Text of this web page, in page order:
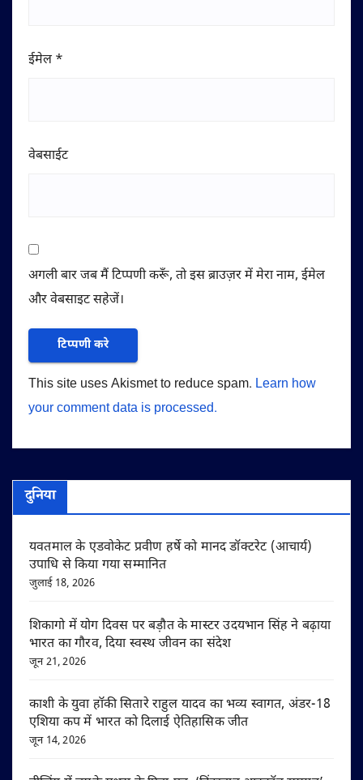
ईमेल *
वेबसाईट
अगली बार जब मैं टिप्पणी करूँ, तो इस ब्राउज़र में मेरा नाम, ईमेल
और वेबसाइट सहेजें।
This site uses Akismet to reduce spam. Learn how
your comment data is processed.
दुनिया
यवतमाल के एडवोकेट प्रवीण हर्षे को मानद डॉक्टरेट (आचार्य)
उपाधि से किया गया सम्मानित
जुलाई 18, 2026
शिकागो में योग दिवस पर बड़ौत के मास्टर उदयभान सिंह ने बढ़ाया
भारत का गौरव, दिया स्वस्थ जीवन का संदेश
जून 21, 2026
काशी के युवा हॉकी सितारे राहुल यादव का भव्य स्वागत, अंडर-18
एशिया कप में भारत को दिलाई ऐतिहासिक जीत
जून 14, 2026